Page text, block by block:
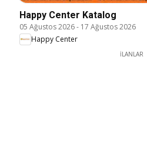
Happy Center Katalog
05 Ağustos 2026- 17 Ağustos 2026
Happy Center
İLANLAR